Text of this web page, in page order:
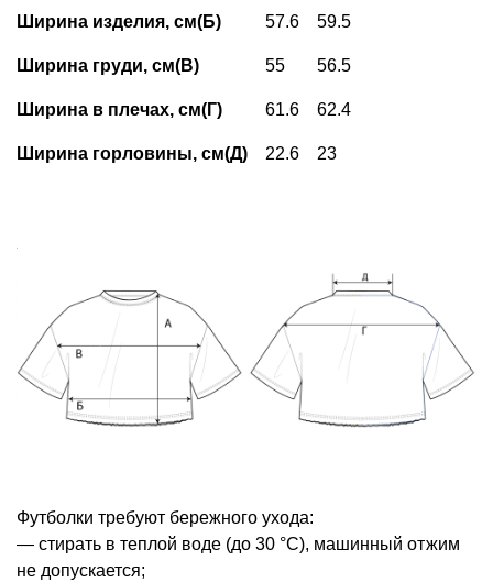
Ширина изделия, см(Б) 57.6 59.5
Ширина груди, см(В) 55 56.5
Ширина в плечах, см(Г) 61.6 62.4
Ширина горловины, см(Д) 22.6 23
Футболки требуют бережного ухода:
— стирать в теплой воде (до 30 °С), машинный отжим
не допускается;